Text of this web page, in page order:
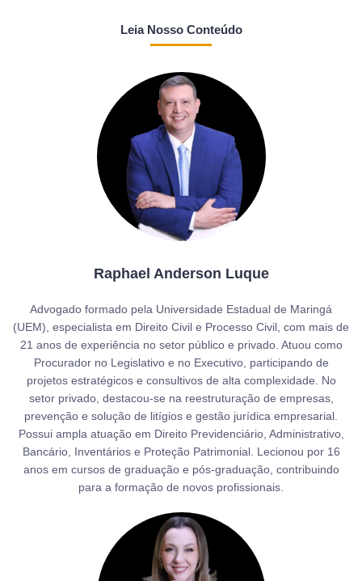
Leia Nosso Conteúdo
Raphael Anderson Luque
Advogado formado pela Universidade Estadual de Maringá
(UEM), especialista em Direito Civil e Processo Civil, com mais de
21 anos de experiência no setor público e privado. Atuou como
Procurador no Legislativo e no Executivo, participando de
projetos estratégicos e consultivos de alta complexidade. No
setor privado, destacou-se na reestruturação de empresas,
prevenção e solução de litígios e gestão jurídica empresarial.
Possui ampla atuação em Direito Previdenciário, Administrativo,
Bancário, Inventários e Proteção Patrimonial. Lecionou por 16
anos em cursos de graduação e pós-graduação, contribuindo
para a formação de novos profissionais.